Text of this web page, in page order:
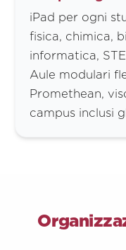
iPad per ogni
fisica, chimica,
informatica,
Aule modulari
Promethean,
campus inclusi